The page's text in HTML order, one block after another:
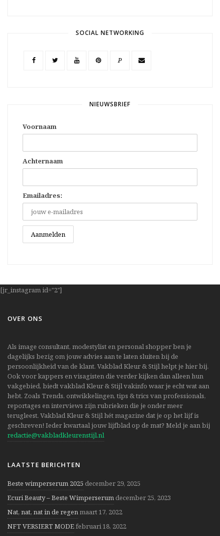
SOCIAL NETWORKING
P
NIEUWSBRIEF
Voornaam
Achternaam
Emailadres:
[jr_instagram id="2"]
OVER ONS
Als image consultant, modestylist en personal shopper ben je
dagelijks bezig om jouw advies aan te laten sluiten bij de
persoonlijkheid van de klant. Vakblad Kleur & Stijl helpt je hier bij.
Ook voor kappers en visagisten die verder kijken dan alleen hun
vakgebied, biedt vakblad Kleur & Stijl vakinfo waar je echt wat aan
hebt. Zoals Trends, ontwikkelingen, tips & trics van professionals,
reportages en interviews zijn rubrieken die je onder meer
terugleest. Vakblad Kleur & Stijl hét magazine dat je op het lijf is
geschreven! Ieder kwartaal jouw lijfblad op de mat? Meld je aan bij
redactie@vakbladkleurenstijl.nl
LAATSTE BERICHTEN
Beste wimperserum 2025 december 29, 2025
Ecuri Beauty – Beste Wimperserum december 25, 2023
Nat, nat, nat in de regenmaart 17, 2022
NFT VERSIERT MODEfebruari 18, 2022